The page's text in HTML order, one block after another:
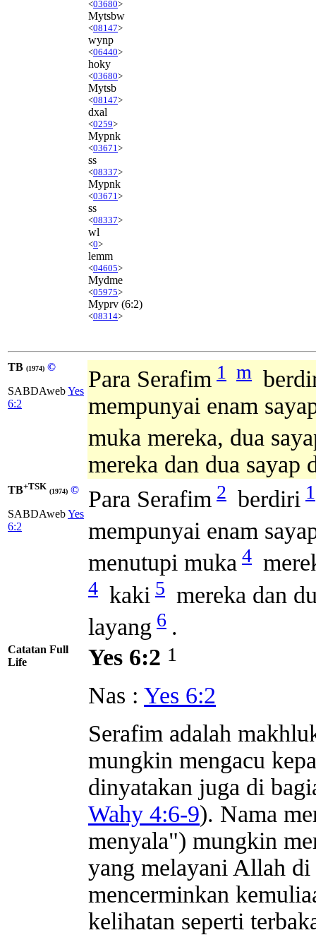
<03680>
Mytsbw
<08147>
wynp
<06440>
hoky
<03680>
Mytsb
<08147>
dxal
<0259>
Mypnk
<03671 >
ss
<08337>
Mypnk
<03671 >
ss
<08337>
wl
<0>
lemm
<04605>
Mydme
<05975>
Myprv (6:2)
<08314>
TB (1974) ©
SABDAwebYes
6:2
Para Serafim 1 m
mempunyai enam
muka mereka, dua
mereka dan dua
TB+TSK (1974) ©
SABDAwebYes
6:2
Para Serafim 2 berdiri 1
mempunyai enam
menutupi muka 4
4 kaki 5 mereka dan
layang 6 .
Catatan Full
Life
Yes 6:2 1
Nas : Yes 6:2
Serafim adalah
mungkin mengacu
dinyatakan juga di
Wahy 4:6-9). Nama
menyala") mungkin
yang melayani Allah
mencerminkan
kelihatan seperti